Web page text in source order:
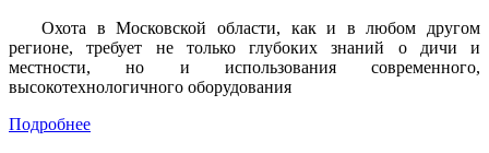
Охота в Московской области, как и в любом другом
регионе, требует не только глубоких знаний о дичи и
местности, но и использования современного,
высокотехнологичного оборудования
Подробнее